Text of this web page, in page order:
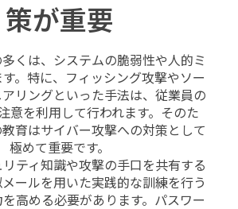
策が重要
くは、システムの脆弱性や人的ミ
。特に、フィッシング攻撃やソー
リングといった手法は、従業員の
意を利用して行われます。そのた
育はサイバー攻撃への対策として
極めて重要です。
ティ知識や攻撃の手口を共有する
ールを用いた実践的な訓練を行う
高める必要があります。パスワー